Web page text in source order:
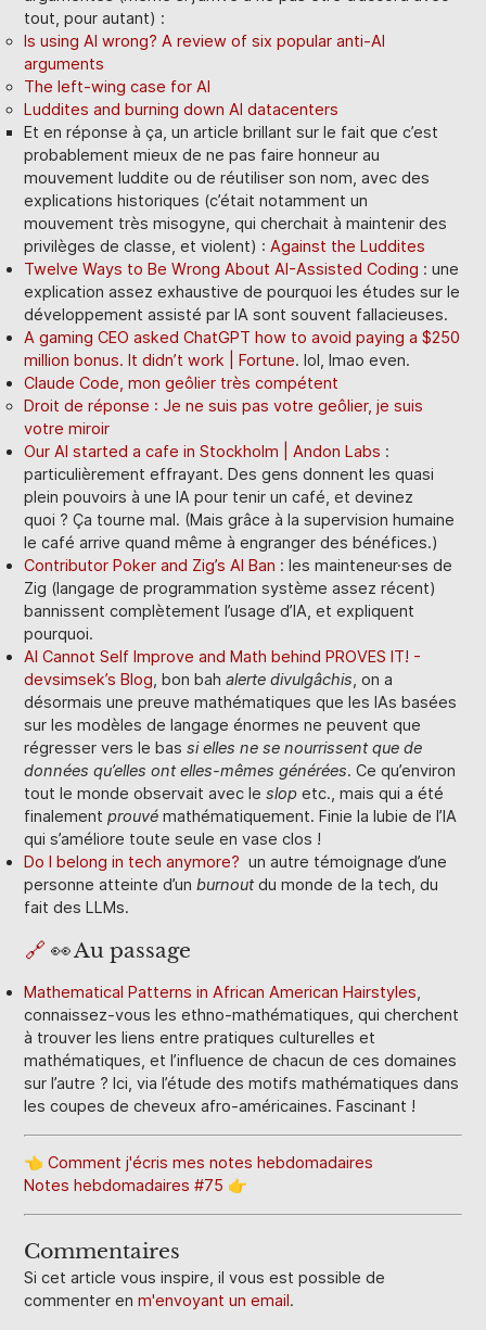
tout, pour autant) :
Is using AI wrong? A review of six popular anti-AI
arguments
The left-wing case for AI
Luddites and burning down AI datacenters
Et en réponse à ça, un article brillant sur le fait que c’est
probablement mieux de ne pas faire honneur au
mouvement luddite ou de réutiliser son nom, avec des
explications historiques (c’était notamment un
mouvement très misogyne, qui cherchait à maintenir des
privilèges de classe, et violent) :Against the Luddites
Twelve Ways to Be Wrong About AI-Assisted Coding : une
explication assez exhaustive de pourquoi les études sur le
développement assisté par IA sont souvent fallacieuses.
A gaming CEO asked ChatGPT how to avoid paying a $250
million bonus. It didn’t work | Fortune. lol, lmao even.
Claude Code, mon geôlier très compétent
Droit de réponse : Je ne suis pas votre geôlier, je suis
votre miroir
Our AI started a cafe in Stockholm | Andon Labs :
particulièrement effrayant. Des gens donnent les quasi
plein pouvoirs à une IA pour tenir un café, et devinez
quoi ? Ça tourne mal. (Mais grâce à la supervision humaine
le café arrive quand même à engranger des bénéfices.)
Contributor Poker and Zig’s AI Ban : les mainteneur·ses de
Zig (langage de programmation système assez récent)
bannissent complètement l’usage d’IA, et expliquent
pourquoi.
AI Cannot Self Improve and Math behind PROVES IT! -
devsimsek’s Blog, bon bahalerte divulgâchis, on a
désormais une preuve mathématiques que les IAs basées
sur les modèles de langage énormes ne peuvent que
régresser vers le bassi elles ne se nourrissent que de
données qu’elles ont elles-mêmes générées. Ce qu’environ
tout le monde observait avec leslop etc., mais qui a été
finalementprouvé mathématiquement. Finie la lubie de l’IA
qui s’améliore toute seule en vase clos !
Do I belong in tech anymore? un autre témoignage d’une
personne atteinte d’unburnoutdu monde de la tech, du
fait des LLMs.
🔗 👀 Au passage
Mathematical Patterns in African American Hairstyles,
connaissez-vous les ethno-mathématiques, qui cherchent
à trouver les liens entre pratiques culturelles et
mathématiques, et l’influence de chacun de ces domaines
sur l’autre ? Ici, via l’étude des motifs mathématiques dans
les coupes de cheveux afro-américaines. Fascinant !
👈 Comment j'écris mes notes hebdomadaires
Notes hebdomadaires #75 👉
Commentaires
Si cet article vous inspire, il vous est possible de
commenter enm'envoyant un email.